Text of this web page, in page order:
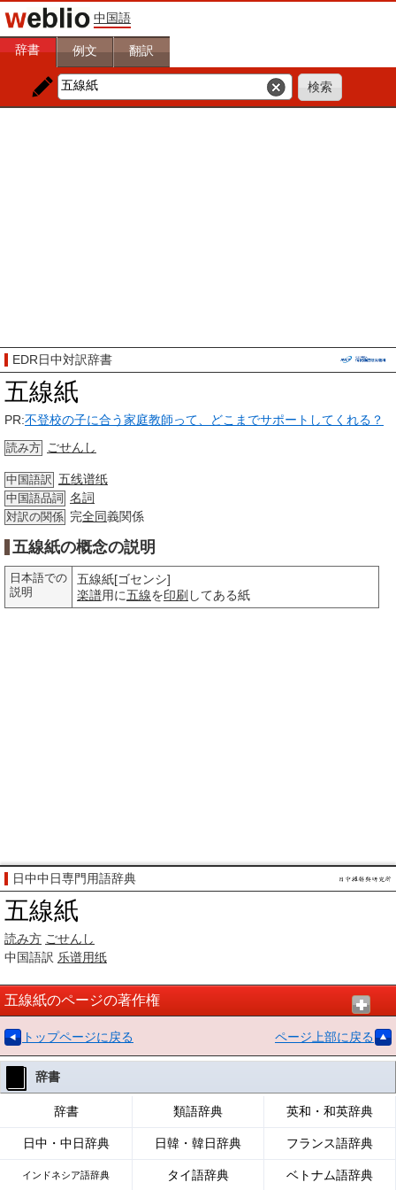
中国語
辞書 例文 翻訳
EDR日中対訳辞書
五線紙
PR:不登校の子に合う家庭教師って、どこまでサポートしてくれる？
読み方 ごせんし
中国語訳 五线谱纸
中国語品詞 名詞
対訳の関係 完全同義関係
五線紙の概念の説明
日本語での
説明
五線紙[ゴセンシ]
楽譜用に五線を印刷 してある紙
日中中日専門用語辞典
五線紙
読み方 ごせんし
中国語訳 乐谱用纸
五線紙のページの著作権
トップページに戻る ページ上部に戻る
辞書
辞書 類語辞典 英和・和英辞典
日中・中日辞典 日韓・韓日辞典 フランス語辞典
インドネシア語辞典 タイ語辞典 ベトナム語辞典